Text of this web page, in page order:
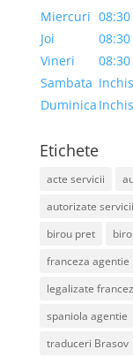
Miercuri
Joi
Vineri
Sambata Inchis
Duminica Inchis
Etichete
acte servicii
autorizate servicii
birou pret
franceza agentie
legalizate
spaniola agentie
traduceri Brasov